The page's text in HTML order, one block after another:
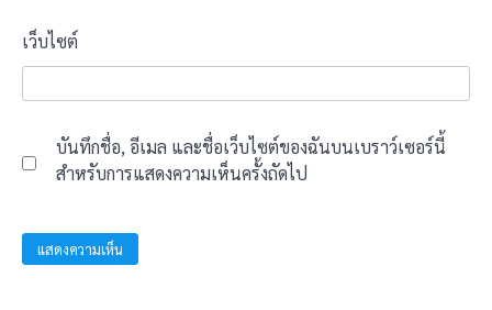
เว็บไซต์
บันทึกชื่อ, อีเมล และชื่อเว็บไซต์ของฉันบนเบราว์เซอร์นี้
สำหรับการแสดงความเห็นครั้งถัดไป